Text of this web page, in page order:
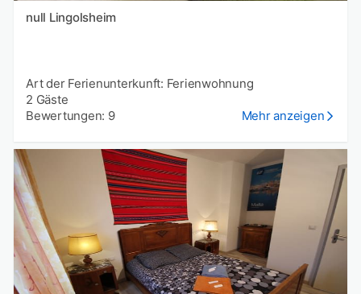
null Lingolsheim
Art der Ferienunterkunft: Ferienwohnung
2 Gäste
Bewertungen: 9
Mehr anzeigen